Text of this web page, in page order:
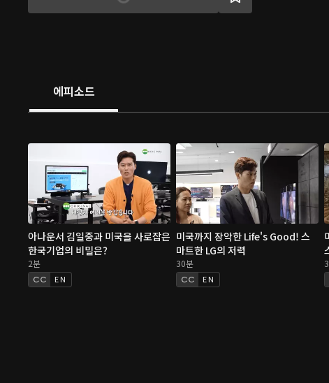
에피소드
아나운서 김일중과 미국을 사로잡은
한국기업의 비밀은?
2분
EN
미국까지 장악한 Life's Good! 스
마트한 LG의 저력
30분
EN